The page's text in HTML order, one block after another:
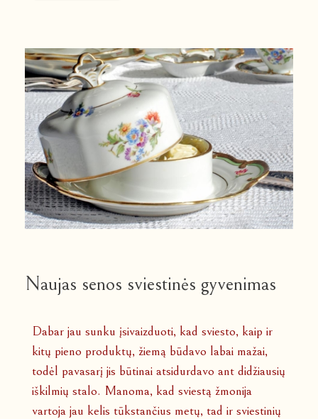
Naujas senos sviestinės gyvenimas
Dabar jau sunku įsivaizduoti, kad sviesto, kaip ir
kitų pieno produktų, žiemą būdavo labai mažai,
todėl pavasarį jis būtinai atsidurdavo ant didžiausių
iškilmių stalo. Manoma, kad sviestą žmonija
vartoja jau kelis tūkstančius metų, tad ir sviestinių